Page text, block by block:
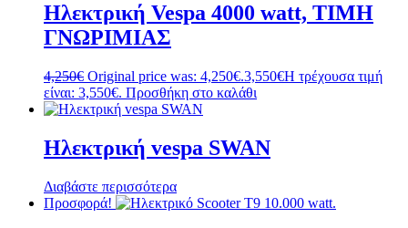
Ηλεκτρική Vespa 4000 watt, ΤΙΜΗ
ΓΝΩΡΙΜΙΑΣ
4,250€ Original price was: 4,250€.3,550€Η τρέχουσα τιμή
είναι: 3,550€. Προσθήκη στο καλάθι
Ηλεκτρική vespa SWAN
Διαβάστε περισσότερα
Προσφορά!